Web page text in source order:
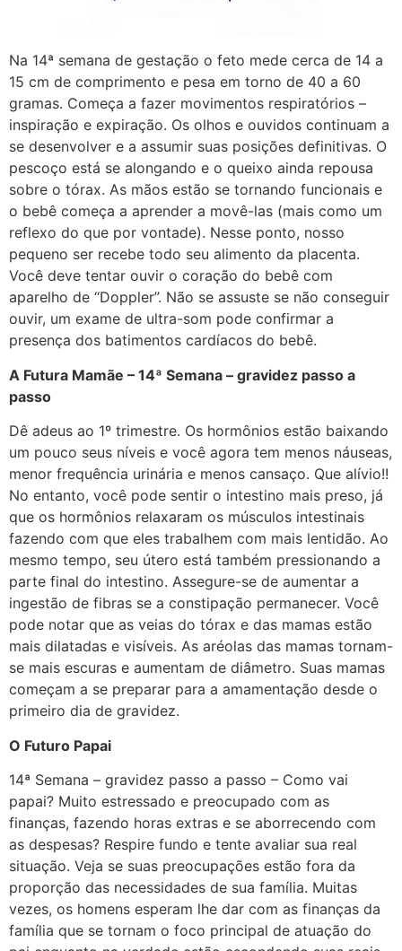
Na 14ª semana de gestação o feto mede cerca de 14 a
15 cm de comprimento e pesa em torno de 40 a 60
gramas. Começa a fazer movimentos respiratórios –
inspiração e expiração. Os olhos e ouvidos continuam a
se desenvolver e a assumir suas posições definitivas. O
pescoço está se alongando e o queixo ainda repousa
sobre o tórax. As mãos estão se tornando funcionais e
o bebê começa a aprender a movê-las (mais como um
reflexo do que por vontade). Nesse ponto, nosso
pequeno ser recebe todo seu alimento da placenta.
Você deve tentar ouvir o coração do bebê com
aparelho de “Doppler”. Não se assuste se não conseguir
ouvir, um exame de ultra-som pode confirmar a
presença dos batimentos cardíacos do bebê.
A Futura Mamãe – 14ª Semana – gravidez passo a
passo
Dê adeus ao 1º trimestre. Os hormônios estão baixando
um pouco seus níveis e você agora tem menos náuseas,
menor frequência urinária e menos cansaço. Que alívio!!
No entanto, você pode sentir o intestino mais preso, já
que os hormônios relaxaram os músculos intestinais
fazendo com que eles trabalhem com mais lentidão. Ao
mesmo tempo, seu útero está também pressionando a
parte final do intestino. Assegure-se de aumentar a
ingestão de fibras se a constipação permanecer. Você
pode notar que as veias do tórax e das mamas estão
mais dilatadas e visíveis. As aréolas das mamas tornam-
se mais escuras e aumentam de diâmetro. Suas mamas
começam a se preparar para a amamentação desde o
primeiro dia de gravidez.
O Futuro Papai
14ª Semana – gravidez passo a passo – Como vai
papai? Muito estressado e preocupado com as
finanças, fazendo horas extras e se aborrecendo com
as despesas? Respire fundo e tente avaliar sua real
situação. Veja se suas preocupações estão fora da
proporção das necessidades de sua família. Muitas
vezes, os homens esperam lhe dar com as finanças da
família que se tornam o foco principal de atuação do